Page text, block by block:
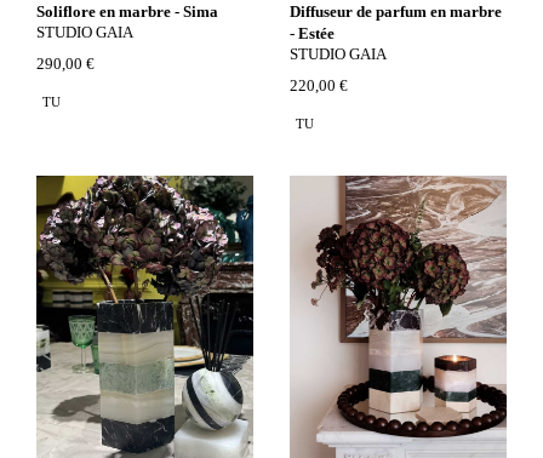
Soliflore en marbre - Sima
STUDIO GAIA
290,00 €
TU
Diffuseur de parfum en marbre
- Estée
STUDIO GAIA
220,00 €
TU